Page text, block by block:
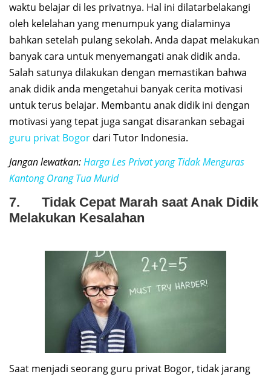
waktu belajar di les privatnya. Hal ini dilatarbelakangi
oleh kelelahan yang menumpuk yang dialaminya
bahkan setelah pulang sekolah. Anda dapat melakukan
banyak cara untuk menyemangati anak didik anda.
Salah satunya dilakukan dengan memastikan bahwa
anak didik anda mengetahui banyak cerita motivasi
untuk terus belajar. Membantu anak didik ini dengan
motivasi yang tepat juga sangat disarankan sebagai
guru privat Bogor dari Tutor Indonesia.
Jangan lewatkan:Harga Les Privat yang Tidak Menguras
Kantong Orang Tua Murid
7. Tidak Cepat Marah saat Anak Didik
Melakukan Kesalahan
Saat menjadi seorang guru privat Bogor, tidak jarang